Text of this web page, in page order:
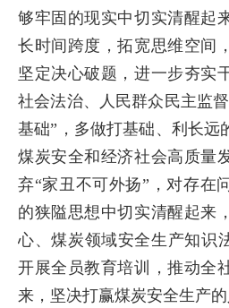
够牢固的现实中切实清醒起
长时间跨度，拓宽思维空间
坚定决心破题，进一步夯实
社会法治、人民群众民主监
基础”，多做打基础、利长远
煤炭安全和经济社会高质量
弃“家丑不可外扬”，对存在
的狭隘思想中切实清醒起来
心、煤炭领域安全生产知识
开展全员教育培训，推动全
来，坚决打赢煤炭安全生产的